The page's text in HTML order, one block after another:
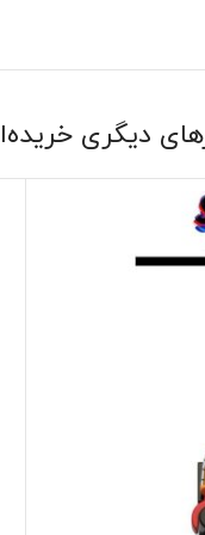
دیگری